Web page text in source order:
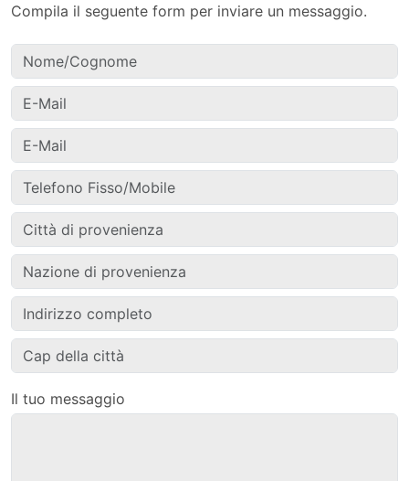
Compila il seguente form per inviare un messaggio.
Il tuo messaggio